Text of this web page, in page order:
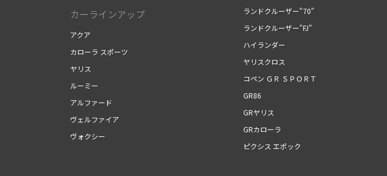
カーラインアップ
アクア
カローラ スポーツ
ヤリス
ルーミー
アルファード
ヴェルファイア
ヴォクシー
ランドクルーザー"70"
ランドクルーザー"FJ"
ハイランダー
ヤリスクロス
コペン ＧＲ ＳＰＯＲＴ
GR86
GRヤリス
GRカローラ
ピクシス エポック